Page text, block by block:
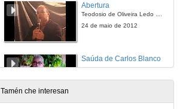
Abertura
Teodosio de Oliveira Ledo Boa Vista PB, Brasil
24 de maio de 2012
Saúda de Carlos Blanco
24 de maio de 2012
Tamén che interesan